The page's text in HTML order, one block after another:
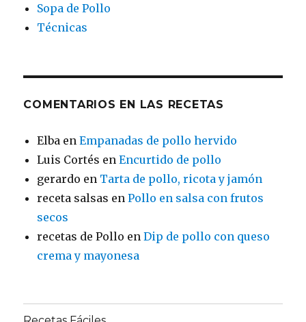
Sopa de Pollo
Técnicas
COMENTARIOS EN LAS RECETAS
Elba enEmpanadas de pollo hervido
Luis Cortés enEncurtido de pollo
gerardo en Tarta de pollo, ricota y jamón
receta salsas enPollo en salsa con frutos
secos
recetas de Pollo enDip de pollo con queso
crema y mayonesa